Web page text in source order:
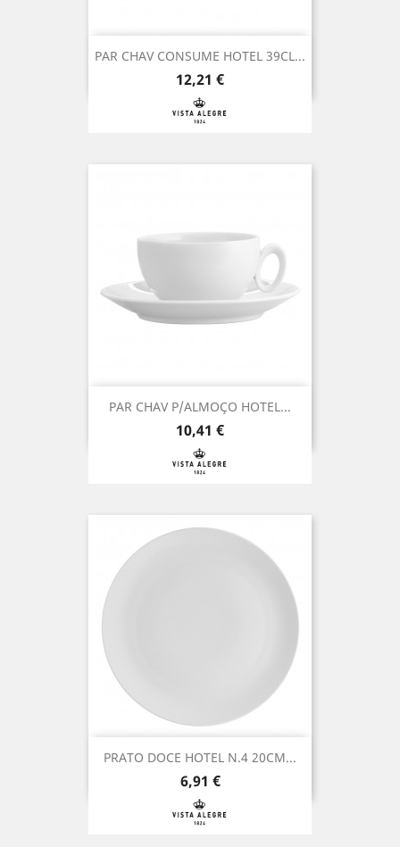
PAR CHAV CONSUME HOTEL 39CL...
Preço
12,21 €
PAR CHAV P/ALMOÇO HOTEL...
Preço
10,41 €
PRATO DOCE HOTEL N.4 20CM...
Preço
6,91 €